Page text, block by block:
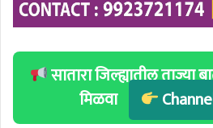
सातारा जिल्ह्यातील ताज्या
मिळवा